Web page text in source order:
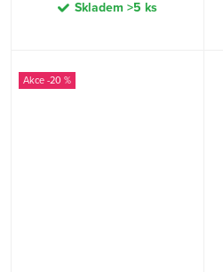
Skladem >5 ks
-20 %